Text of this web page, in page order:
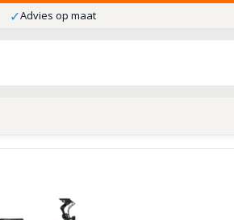
✓Advies op maat